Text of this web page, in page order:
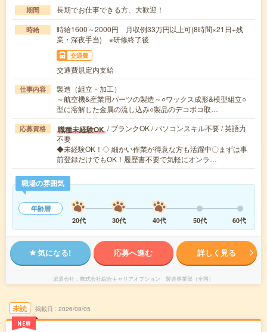
期間 長期でお仕事できる方、大歓迎！
時給
時給1600～2000円 月収例33万円以上可(8時間×21日+残
業・深夜手当) ※研修終了後
交通費
交通費規定内支給
仕事内容
製造（組立・加工）
～航空機&産業用パーツの製造～○ワックス成形&模型組立○
型に溶解した金属の流し込み○製品のデコボコ取…
応募資格 職種未経験OK / ブランクOK / パソコンスキル不要 / 英語力
不要
◆未経験OK！◇ 細かい作業が得意な方も活躍中〇まずは事
前登録だけでもOK！履歴書不要で気軽にオンラ…
職場の雰囲気
年齢層
20代
30代 40代 50代 60代
気になる! 応募へ進む 詳しく見る
派遣会社 株式会社綜合キャリアオプション 製造事業部（全国）
未読
NEW
掲載日 2026/08/05